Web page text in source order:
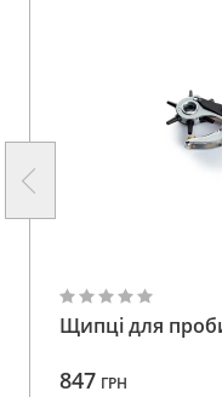
Щипці для
847 ГРН